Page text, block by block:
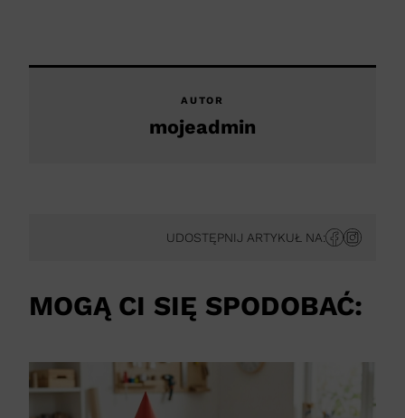
AUTOR
mojeadmin
UDOSTĘPNIJ ARTYKUŁ NA:
MOGĄ CI SIĘ SPODOBAĆ: